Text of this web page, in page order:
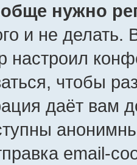
нужно
и не делать.
настроил
чтобы
даёт вам
email-